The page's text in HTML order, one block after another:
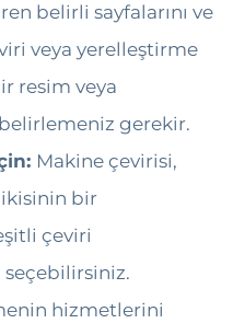
belirli sayfalarını ve
veya yerelleştirme
resim veya
gerekir.
Makine çevirisi,
ikisinin bir
çeviri
hizmetlerini